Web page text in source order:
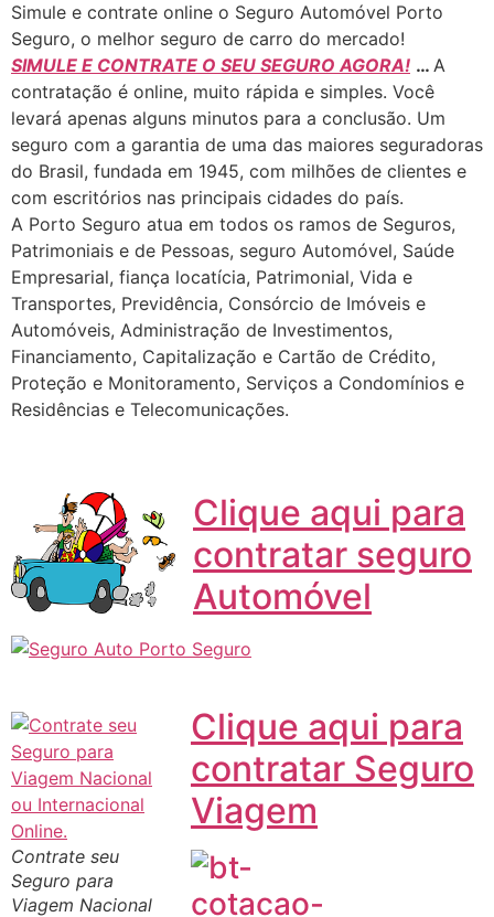
Simule e contrate online o Seguro Automóvel Porto
Seguro, o melhor seguro de carro do mercado!
SIMULE E CONTRATE O SEU SEGURO AGORA! … A
contratação é online, muito rápida e simples. Você
levará apenas alguns minutos para a conclusão. Um
seguro com a garantia de uma das maiores seguradoras
do Brasil, fundada em 1945, com milhões de clientes e
com escritórios nas principais cidades do país.
A Porto Seguro atua em todos os ramos de Seguros,
Patrimoniais e de Pessoas, seguro Automóvel, Saúde
Empresarial, fiança locatícia, Patrimonial, Vida e
Transportes, Previdência, Consórcio de Imóveis e
Automóveis, Administração de Investimentos,
Financiamento, Capitalização e Cartão de Crédito,
Proteção e Monitoramento, Serviços a Condomínios e
Residências e Telecomunicações.
Clique aqui para
contratar seguro
Automóvel
Contrate seu
Seguro para
Viagem Nacional
Clique aqui para
contratar Seguro
Viagem